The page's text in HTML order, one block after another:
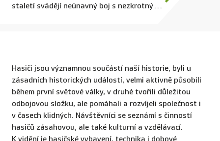
staletí svádějí neúnavný boj s nezkrotným
Hasiči jsou významnou součástí naší historie, byli u
zásadních historických událostí, velmi aktivně působili
během první světové války, v druhé tvořili důležitou
odbojovou složku, ale pomáhali a rozvíjeli společnost i
v časech klidných. Návštěvníci se seznámí s činností
hasičů zásahovou, ale také kulturní a vzdělávací.